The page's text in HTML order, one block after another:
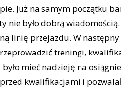
Już na samym początku
nie było dobrą
linię przejazdu. W
treningi,
mieć nadzieję na
kwalifikacjami i